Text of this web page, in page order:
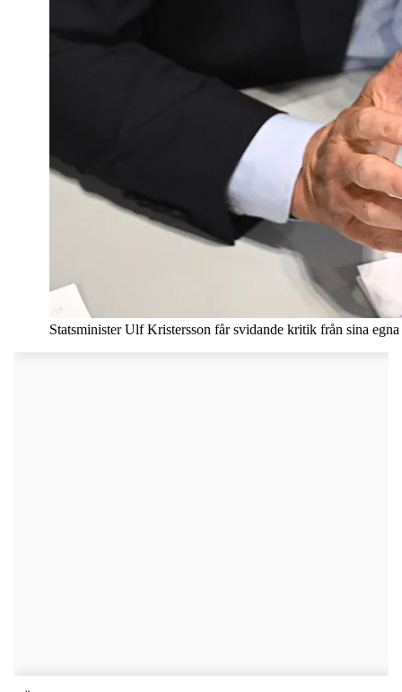
Statsminister Ulf Kristersson får svidande kritik från sina